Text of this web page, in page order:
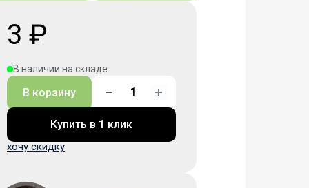
3 ₽
В наличии на складе
В корзину
Купить в 1 клик
хочу скидку